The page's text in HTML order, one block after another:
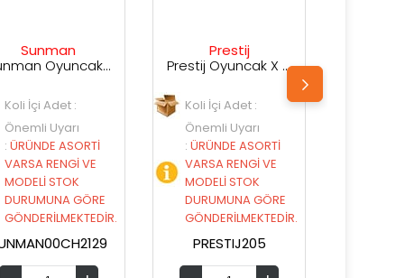
Prestij
Koli İçi Adet :
Önemli Uyarı
:ÜRÜNDE ASORTİ
VARSA RENGİ VE
MODELİ STOK
DURUMUNA GÖRE
GÖNDERİLMEKTEDİR.
PRESTIJ205
Prestij Oyuncak Kutulu Su Silahı
Koli İçi Adet :
Önemli Uyarı
:ÜRÜNDE ASORTİ
VARSA RENGİ VE
MODELİ STOK
DURUMUNA GÖRE
GÖNDERİLMEKTEDİR.
PRESTIJ203